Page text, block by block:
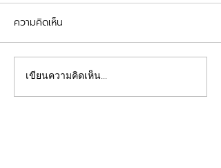
จัดฟันต้อนรับเปิดเทอม
ความคิดเห็น
เขียนความคิดเห็น…